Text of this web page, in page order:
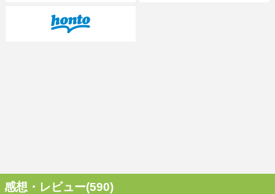
感想・レビュー(590)